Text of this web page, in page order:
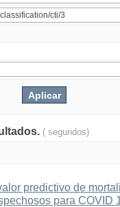
( segundos)
predictivo de
para COVID